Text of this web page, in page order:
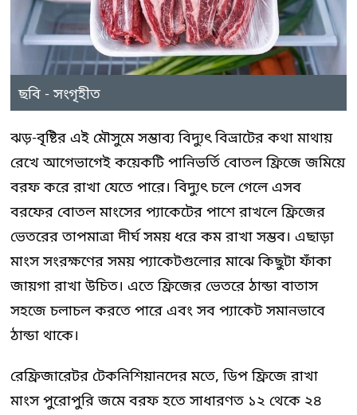
ছবি - সংগৃহীত
ঝড়-বৃষ্টির এই মৌসুমে সম্ভাব্য বিদ্যুৎ বিভ্রাটের কথা মাথায়
রেখে আগেভাগেই কয়েকটি পানিভর্তি বোতল ফ্রিজে জমিয়ে
বরফ করে রাখা যেতে পারে। বিদ্যুৎ চলে গেলে এসব
বরফের বোতল মাংসের প্যাকেটের পাশে রাখলে ফ্রিজের
ভেতরের তাপমাত্রা দীর্ঘ সময় ধরে কম রাখা সম্ভব। এছাড়া
মাংস সংরক্ষণের সময় প্যাকেটগুলোর মাঝে কিছুটা ফাঁকা
জায়গা রাখা উচিত। এতে ফ্রিজের ভেতরে ঠান্ডা বাতাস
সহজে চলাচল করতে পারে এবং সব প্যাকেট সমানভাবে
ঠান্ডা থাকে।
রেফ্রিজারেটর টেকনিশিয়ানদের মতে, ডিপ ফ্রিজে রাখা
মাংস পুরোপুরি জমে বরফ হতে সাধারণত ১২ থেকে ২৪